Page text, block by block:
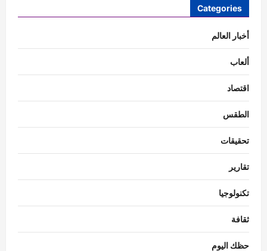
Categories
أخبار العالم
ألعاب
اقتصاد
الطقس
تحقيقات
تقارير
تكنولوجيا
ثقافة
حظك اليوم